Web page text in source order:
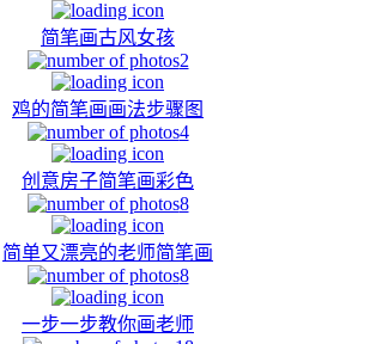
简笔画古风女孩
2
鸡的简笔画画法步骤图
4
创意房子简笔画彩色
8
简单又漂亮的老师简笔画
8
一步一步教你画老师